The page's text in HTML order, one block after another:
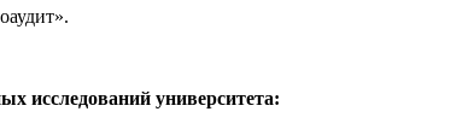
исследований университета: